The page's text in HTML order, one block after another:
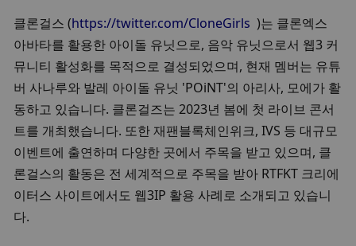
클론걸스 (https://twitter.com/CloneGirls
  )는 클론엑스
아바타를 활용한 아이돌 유닛으로, 음악 유닛으로서 웹3 커
뮤니티 활성화를 목적으로 결성되었으며, 현재 멤버는 유튜
버 사나루와 발레 아이돌 유닛 'POiNT'의 아리사, 모에가 활
동하고 있습니다. 클론걸즈는 2023년 봄에 첫 라이브 콘서
트를 개최했습니다. 또한 재팬블록체인위크, IVS 등 대규모
이벤트에 출연하며 다양한 곳에서 주목을 받고 있으며, 클
론걸스의 활동은 전 세계적으로 주목을 받아 RTFKT 크리에
이터스 사이트에서도 웹3IP 활용 사례로 소개되고 있습니
다.